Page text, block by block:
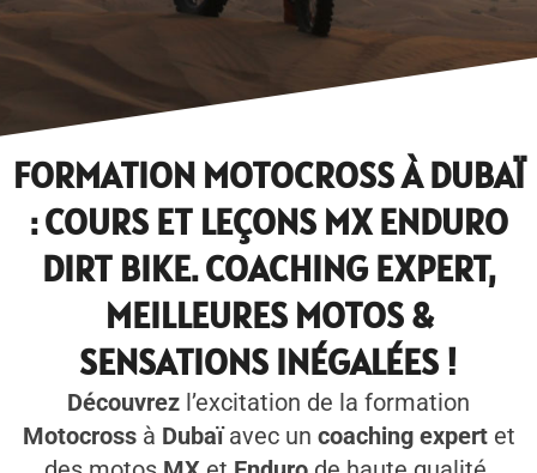
FORMATION MOTOCROSS À DUBAÏ
: COURS ET LEÇONS MX ENDURO
DIRT BIKE. COACHING EXPERT,
MEILLEURES MOTOS &
SENSATIONS INÉGALÉES !
Découvrez l’excitation de la formation
Motocrossà Dubaïavec un coaching expertet